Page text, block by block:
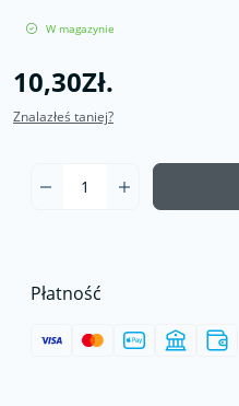
W magazynie
10,30Zł.
Znalazłeś taniej?
Płatność